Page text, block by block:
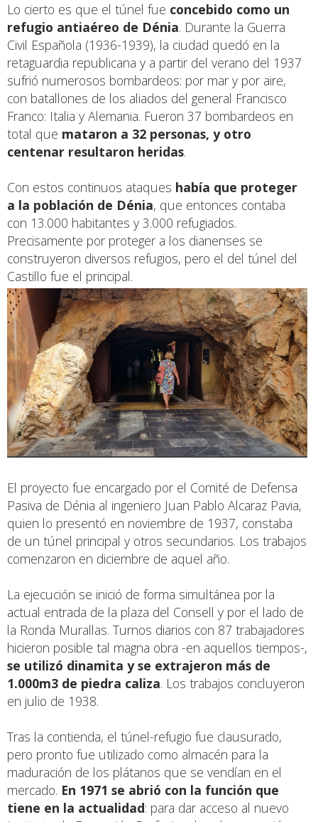
Lo cierto es que el túnel fue concebido como un
refugio antiaéreo de Dénia. Durante la Guerra
Civil Española (1936-1939), la ciudad quedó en la
retaguardia republicana y a partir del verano del 1937
sufrió numerosos bombardeos: por mar y por aire,
con batallones de los aliados del general Francisco
Franco: Italia y Alemania. Fueron 37 bombardeos en
total que mataron a 32 personas, y otro
centenar resultaron heridas.
Con estos continuos ataques había que proteger
a la población de Dénia, que entonces contaba
con 13.000 habitantes y 3.000 refugiados.
Precisamente por proteger a los dianenses se
construyeron diversos refugios, pero el del túnel del
Castillo fue el principal.
El proyecto fue encargado por el Comité de Defensa
Pasiva de Dénia al ingeniero Juan Pablo Alcaraz Pavia,
quien lo presentó en noviembre de 1937, constaba
de un túnel principal y otros secundarios. Los trabajos
comenzaron en diciembre de aquel año.
La ejecución se inició de forma simultánea por la
actual entrada de la plaza del Consell y por el lado de
la Ronda Murallas. Turnos diarios con 87 trabajadores
hicieron posible tal magna obra -en aquellos tiempos-,
se utilizó dinamita y se extrajeron más de
1.000m3 de piedra caliza. Los trabajos concluyeron
en julio de 1938.
Tras la contienda, el túnel-refugio fue clausurado,
pero pronto fue utilizado como almacén para la
maduración de los plátanos que se vendían en el
mercado. En 1971 se abrió con la función que
tiene en la actualidad: para dar acceso al nuevo